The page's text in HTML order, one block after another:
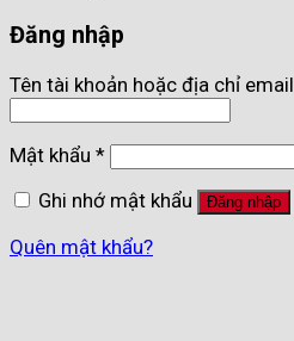
Đăng nhập
Tên tài khoản hoặc địa chỉ email
Mật khẩu *
Ghi nhớ mật khẩu
Đăng nhập
Quên mật khẩu?